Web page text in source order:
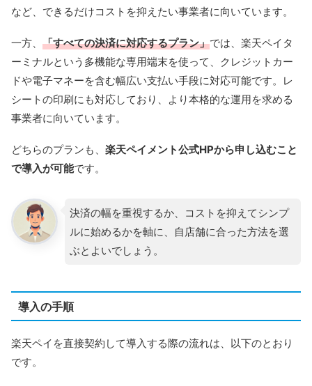
など、できるだけコストを抑えたい事業者に向いています。
一方、 「すべての決済に対応するプラン」では、楽天ペイタ
ーミナルという多機能な専用端末を使って、クレジットカー
ドや電子マネーを含む幅広い支払い手段に対応可能です。レ
シートの印刷にも対応しており、より本格的な運用を求める
事業者に向いています。
どちらのプランも、 楽天ペイメント公式HPから申し込むこと
で導入が可能です。
決済の幅を重視するか、コストを抑えてシンプ
ルに始めるかを軸に、自店舗に合った方法を選
ぶとよいでしょう。
導入の手順
楽天ペイを直接契約して導入する際の流れは、以下のとおり
です。